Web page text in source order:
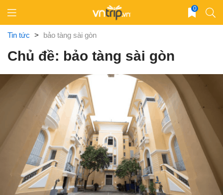
content
0
Tin tức > bảo tàng sài gòn
Chủ đề: bảo tàng sài gòn